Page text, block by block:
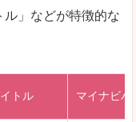
」などが特徴的な
トル マイナビバ